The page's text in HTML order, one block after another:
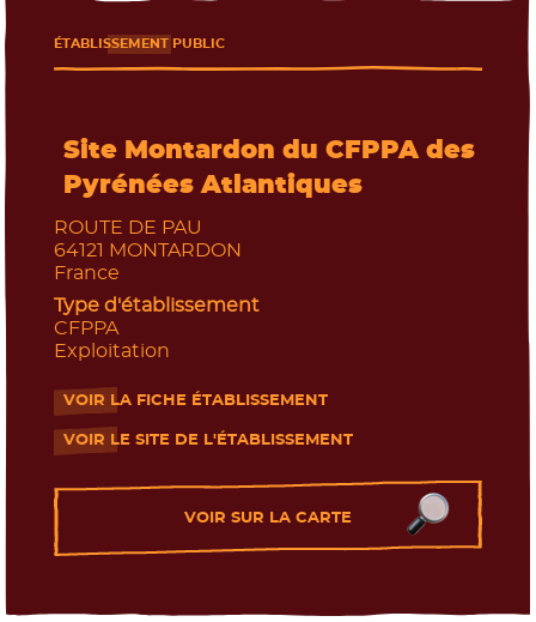
Site Montardon du CFPPA des
Pyrénées Atlantiques
ÉTABLISSEMENT PUBLIC
ROUTE DE PAU
64121 MONTARDON
France
Type d'établissement
CFPPA
Exploitation
VOIR LA FICHE ÉTABLISSEMENT
- Nouvelle fenêtre
VOIR LE SITE DE L'ÉTABLISSEMENT
- Nouvelle fenêtre
VOIR SUR LA CARTE